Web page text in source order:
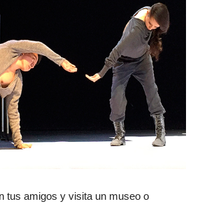
tus amigos y visita un museo o